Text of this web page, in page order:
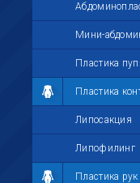
Мини-
Пластика
Пластика
Липосакция
Липофилинг
Пластика рук